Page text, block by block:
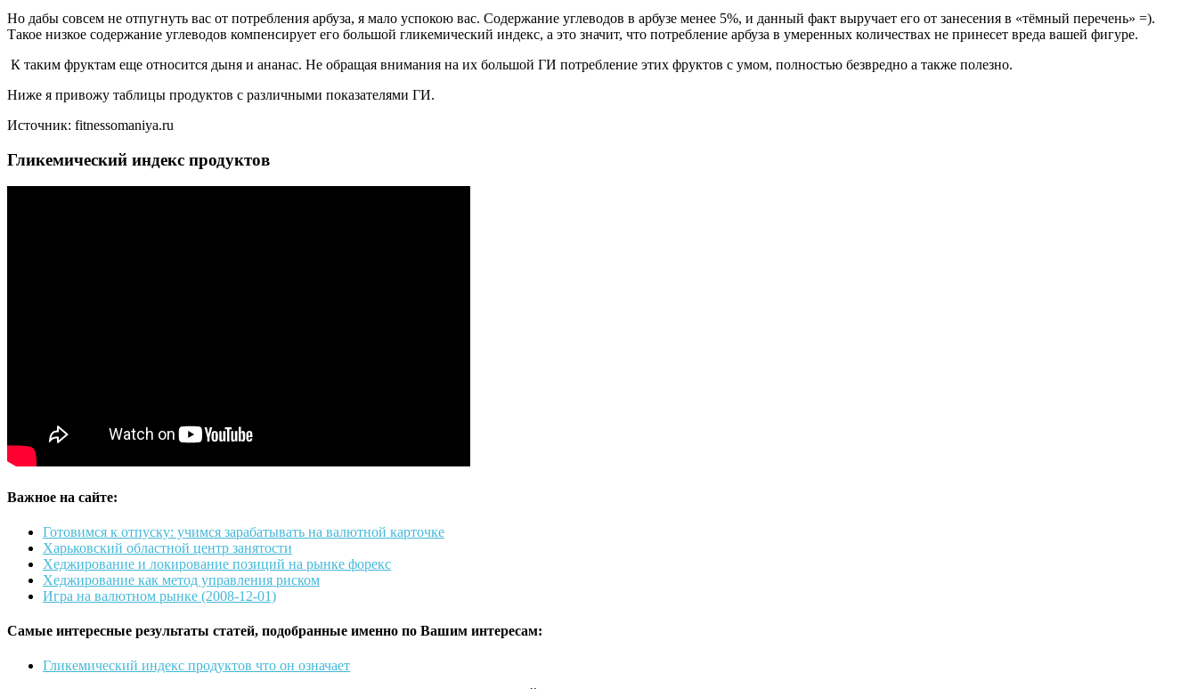
Но дабы совсем не отпугнуть вас от потребления арбуза, я мало успокою вас. Содержание углеводов в арбузе менее 5%, и данный факт выручает его от занесения в «тёмный перечень» =).
Такое низкое содержание углеводов компенсирует его большой гликемический индекс, а это значит, что потребление арбуза в умеренных количествах не принесет вреда вашей фигуре.
К таким фруктам еще относится дыня и ананас. Не обращая внимания на их большой ГИ потребление этих фруктов с умом, полностью безвредно а также полезно.
Ниже я привожу таблицы продуктов с различными показателями ГИ.
Источник: fitnessomaniya.ru
Гликемический индекс продуктов
Важное на сайте:
Готовимся к отпуску: учимся зарабатывать на валютной карточке
Харьковский областной центр занятости
Хеджирование и локирование позиций на рынке форекс
Хеджирование как метод управления риском
Игра на валютном рынке (2008-12-01)
Самые интересные результаты статей, подобранные именно по Вашим интересам:
Гликемический индекс продуктов что он означает